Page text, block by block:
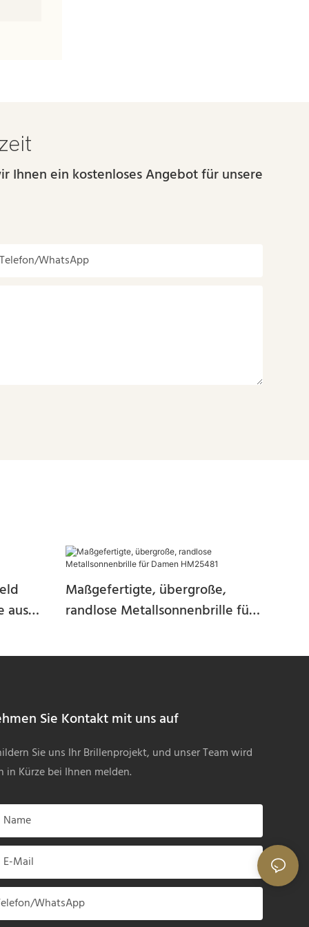
Ihnen ein kostenloses Angebot für unsere
Telefon/WhatsApp
aus
Maßgefertigte, übergroße,
randlose Metallsonnenbrille für
Sie Kontakt mit uns auf
Sie uns Ihr Brillenprojekt, und unser Team wird
in Kürze bei Ihnen melden.
Name
E-Mail
WhatsApp